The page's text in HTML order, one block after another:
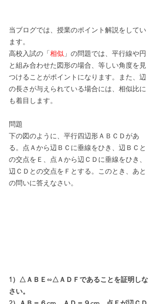
当ブログでは、授業のポイント解説をしてい
ます。
高校入試の「相似 」の問題では、平行線や円
と組み合わせた図形の場合、等しい角度を見
つけることがポイントになります。また、辺
の長さが与えられている場合には、相似比に
も着目します。
問題
下の図のように、平行四辺形ＡＢＣＤがあ
る。点Ａから辺ＢＣに垂線をひき、辺ＢＣと
の交点をＥ、点Ａから辺ＣＤに垂線をひき、
辺ＣＤとの交点をＦとする。このとき、あと
の問いに答えなさい。
1）△ＡＢＥ∽△ＡＤＦであることを証明しな
さい。